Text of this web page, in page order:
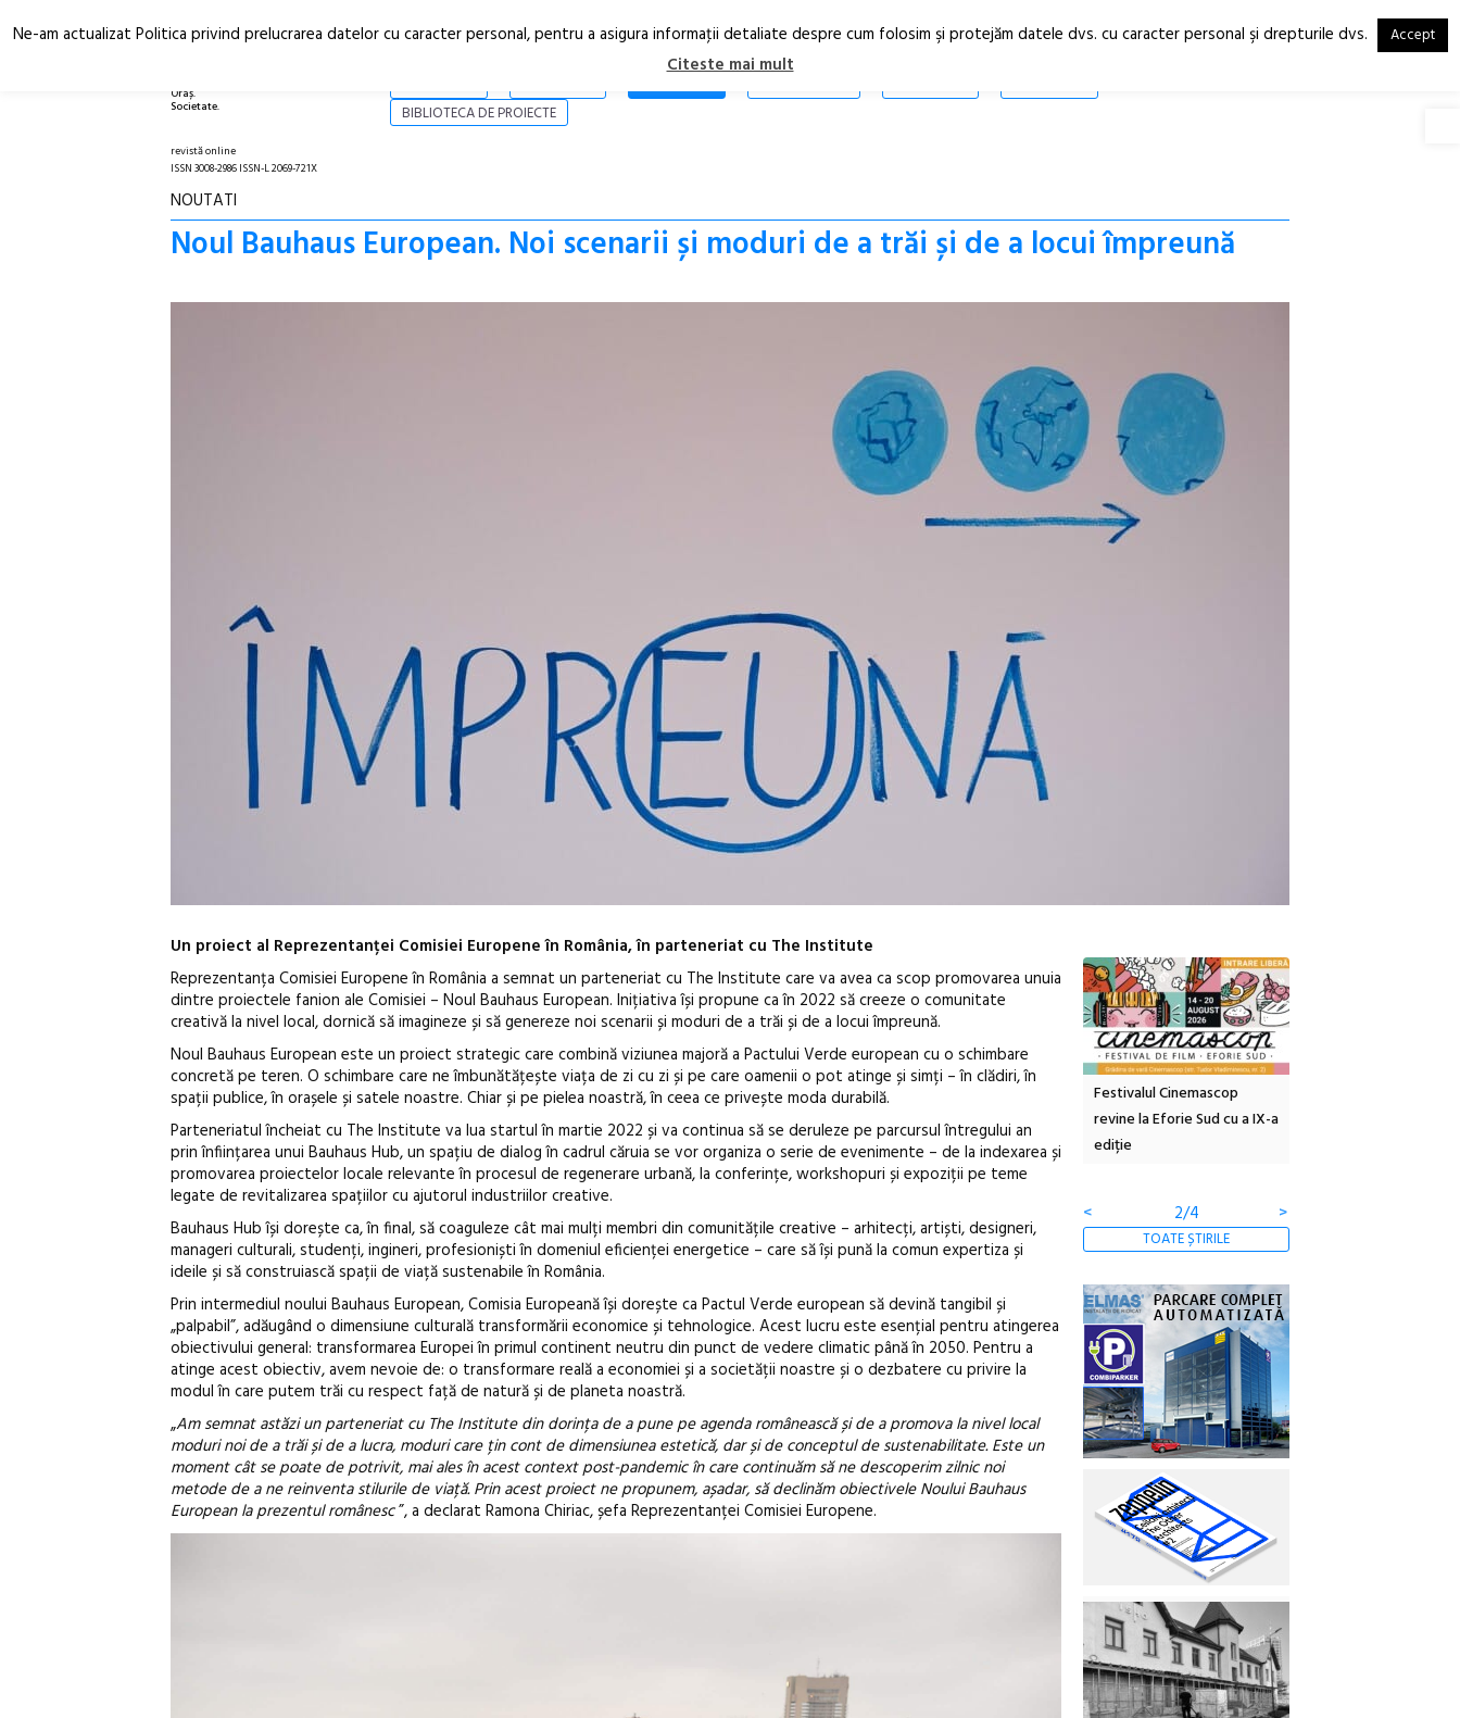
Oraș.
Societate.
RO
EN
STIRI
BIBLIOTECA DE PROIECTE
revistă online
ISSN 3008-2986 ISSN-L 2069-721X
NOUTATI
Noul Bauhaus European. Noi scenarii și moduri de a trăi și de a locui împreună
Un proiect al Reprezentanței Comisiei Europene în România, în parteneriat cu The Institute
Reprezentanța Comisiei Europene în România a semnat un parteneriat cu The Institute care va avea ca scop promovarea unuia
dintre proiectele fanion ale Comisiei – Noul Bauhaus European. Inițiativa își propune ca în 2022 să creeze o comunitate
creativă la nivel local, dornică să imagineze și să genereze noi scenarii și moduri de a trăi și de a locui împreună.
Noul Bauhaus European este un proiect strategic care combină viziunea majoră a Pactului Verde european cu o schimbare
concretă pe teren. O schimbare care ne îmbunătățește viața de zi cu zi și pe care oamenii o pot atinge și simți – în clădiri, în
spații publice, în orașele și satele noastre. Chiar și pe pielea noastră, în ceea ce privește moda durabilă.
Parteneriatul încheiat cu The Institute va lua startul în martie 2022 și va continua să se deruleze pe parcursul întregului an
prin înființarea unui Bauhaus Hub, un spațiu de dialog în cadrul căruia se vor organiza o serie de evenimente – de la indexarea și
promovarea proiectelor locale relevante în procesul de regenerare urbană, la conferințe, workshopuri și expoziții pe teme
legate de revitalizarea spațiilor cu ajutorul industriilor creative.
Bauhaus Hub își dorește ca, în final, să coaguleze cât mai mulți membri din comunitățile creative – arhitecți, artiști, designeri,
manageri culturali, studenți, ingineri, profesioniști în domeniul eficienței energetice – care să își pună la comun expertiza și
ideile și să construiască spații de viață sustenabile în România.
Prin intermediul noului Bauhaus European, Comisia Europeană își dorește ca Pactul Verde european să devină tangibil și
„palpabil”, adăugând o dimensiune culturală transformării economice și tehnologice. Acest lucru este esențial pentru atingerea
obiectivului general: transformarea Europei în primul continent neutru din punct de vedere climatic până în 2050. Pentru a
atinge acest obiectiv, avem nevoie de: o transformare reală a economiei și a societății noastre și o dezbatere cu privire la
modul în care putem trăi cu respect față de natură și de planeta noastră.
„Am semnat astăzi un parteneriat cu The Institute din dorința de a pune pe agenda românească și de a promova la nivel local
moduri noi de a trăi și de a lucra, moduri care țin cont de dimensiunea estetică, dar și de conceptul de sustenabilitate. Este un
moment cât se poate de potrivit, mai ales în acest context post-pandemic în care continuăm să ne descoperim zilnic noi
metode de a ne reinventa stilurile de viață. Prin acest proiect ne propunem, așadar, să declinăm obiectivele Noului Bauhaus
European la prezentul românesc”, a declarat Ramona Chiriac, șefa Reprezentanței Comisiei Europene.
Anuala de artă urbană
Artown NOW #5:
Gramatica libertății
Festivalul Cinemascop
revine la Eforie Sud cu a IX-a
ediție
<
2/4 >
TOATE ȘTIRILE
Ne-am actualizat Politica privind prelucrarea datelor cu caracter personal, pentru a asigura informaţii detaliate despre cum folosim şi protejăm datele dvs. cu caracter personal şi drepturile dvs. Accept
Citeste mai mult